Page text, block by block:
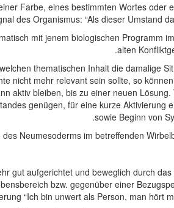
Farbe, eines bestimmten Wortes oder
des Organismus: “Als dieser Umstand
mit jenem biologischen Programm
alten
thematischen Inhalt die damalige
nicht mehr relevant sein sollte, so
aktiv bleiben, bis zu einer neuen
genügen, für eine kurze Aktivierung
sowie Beginn von
Neumesoderms im betreffenden
gut aufgerichtet und beweglich durch
bzw. gegenüber einer
“Ich bin unwert als Person, man hört